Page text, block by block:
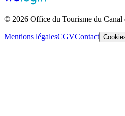
© 2026 Office du Tourisme du
Mentions légalesCGVContact